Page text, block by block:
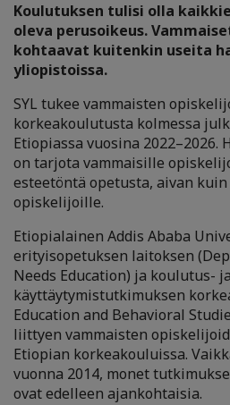
Koulutuksen tulisi olla
oleva perusoikeus.
kohtaavat kuitenkin useita
yliopistoissa.
SYL tukee vammaisten
korkeakoulutusta kolmessa
Etiopiassa vuosina 2022–2026.
on tarjota vammaisille
esteetöntä opetusta, aivan
opiskelijoille.
Etiopialainen Addis Ababa
erityisopetuksen laitoksen
Needs Education) ja koulutus- ja
käyttäytymistutkimuksen
Education and Behavioral
liittyen vammaisten
Etiopian korkeakouluissa.
vuonna 2014, monet
ovat edelleen ajankohtaisia.